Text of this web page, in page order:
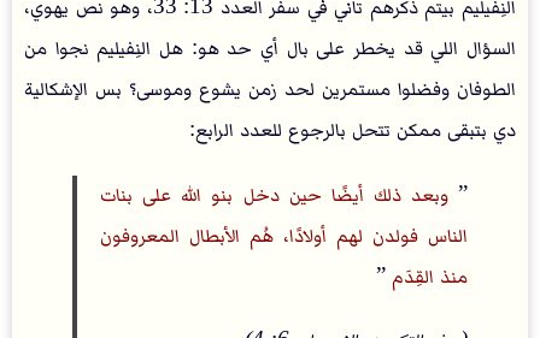
النِفيليم بيتم ذكرهم تاني في سفر العدد 13: 33، وهو نص يهوي،
السؤال اللي قد يخطر على بال أي حد هو: هل النِفيليم نجوا من
الطوفان وفضلوا مستمرين لحد زمن يشوع وموسى؟ بس الإشكالية
دي بتبقى ممكن تتحل بالرجوع للعدد الرابع:
”وبعد ذلك أيضًا حين دخل بنو الله على بنات
الناس فولدن لهم أولادًا، هُم الأبطال المعروفون
منذ القِدَم ”